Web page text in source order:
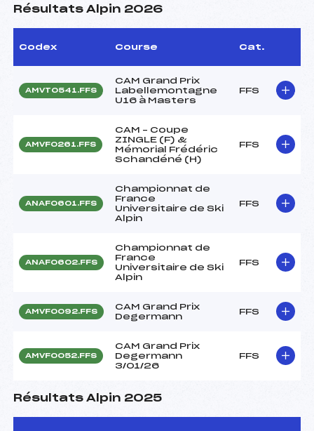
Résultats Alpin 2026
Codex Course Cat.
AMVT0541.FFS
CAM Grand Prix
Labellemontagne
U16 à Masters
FFS
AMVF0261.FFS
CAM – Coupe
ZINGLE (F) &
Mémorial Frédéric
Schandéné (H)
FFS
ANAF0601.FFS
Championnat de
France
Universitaire de Ski
Alpin
FFS
ANAF0602.FFS
Championnat de
France
Universitaire de Ski
Alpin
FFS
AMVF0092.FFS
CAM Grand Prix
Degermann
FFS
AMVF0052.FFS
CAM Grand Prix
Degermann
3/01/26
FFS
Résultats Alpin 2025